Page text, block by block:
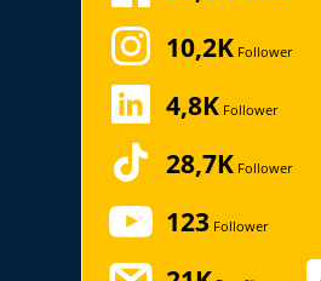
Startup
10,2K Follower
4,8K Follower
28,7K Follower
123 Follower